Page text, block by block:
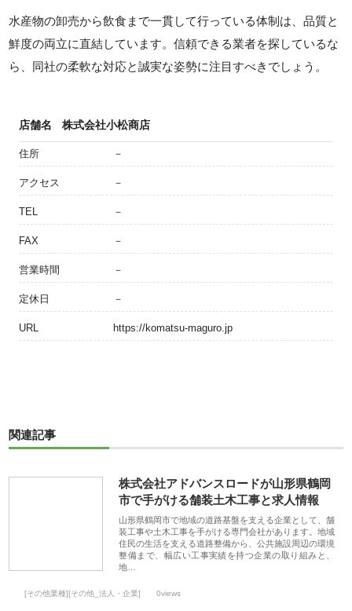
水産物の卸売から飲食まで一貫して行っている体制は、品質と
鮮度の両立に直結しています。信頼できる業者を探しているな
ら、同社の柔軟な対応と誠実な姿勢に注目すべきでしょう。
店舗名 株式会社小松商店
住所 －
アクセス －
TEL －
FAX －
営業時間 －
定休日 －
URL https://komatsu-maguro.jp
関連記事
株式会社アドバンスロードが山形県鶴岡
市で手がける舗装土木工事と求人情報
山形県鶴岡市で地域の道路基盤を支える企業として、舗
装工事や土木工事を手がける専門会社があります。地域
住民の生活を支える道路整備から、公共施設周辺の環境
整備まで、幅広い工事実績を持つ企業の取り組みと、
地…
[その他業種][その他_法人・企業] 0views